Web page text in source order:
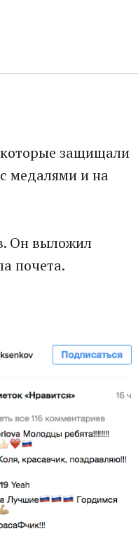
защищали
медалями и на
Он выложил
почета.